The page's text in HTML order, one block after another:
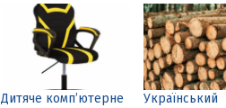
Дитяче комп’ютерне
Український